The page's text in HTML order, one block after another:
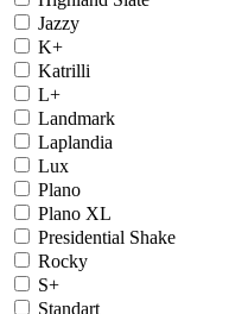
Jazzy
K+
Katrilli
L+
Landmark
Laplandia
Lux
Plano
Plano XL
Presidential Shake
Rocky
S+
Standart